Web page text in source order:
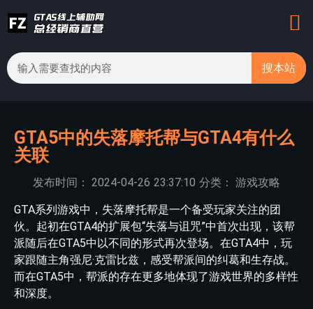
搜本站
GTA5中的失落摩托帮与GTA4有什么
关联
发布时间： 2024-04-26 23:37:10 分类： 游戏攻略
GTA系列游戏中，失落摩托帮是一个备受玩家关注的团
伙。起初在GTA4的扩展包“失落与诅咒”中首次出现，该帮
派随后在GTA5中以不同的形式再次登场。在GTA4中，玩
家跟随主角强尼·克雷比兹，感受帮派间的纠葛和生存战。
而在GTA5中，帮派的存在更多地体现了游戏世界的多样性
和深度。